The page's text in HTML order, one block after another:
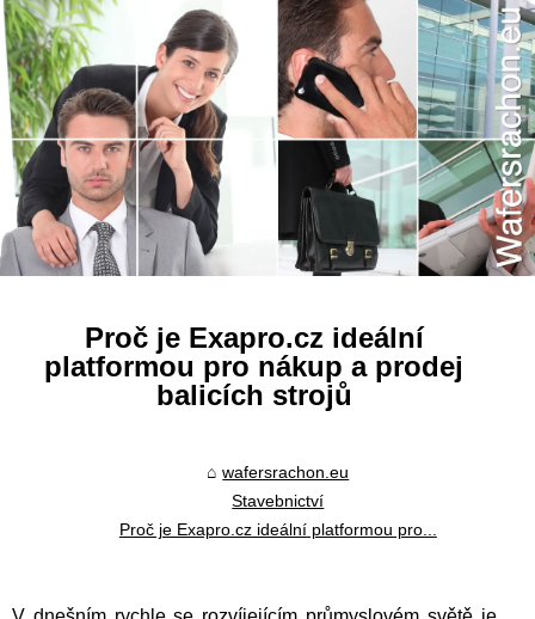
Proč je Exapro.cz ideální
platformou pro nákup a prodej
balicích strojů
wafersrachon.eu
Stavebnictví
Proč je Exapro.cz ideální platformou pro...